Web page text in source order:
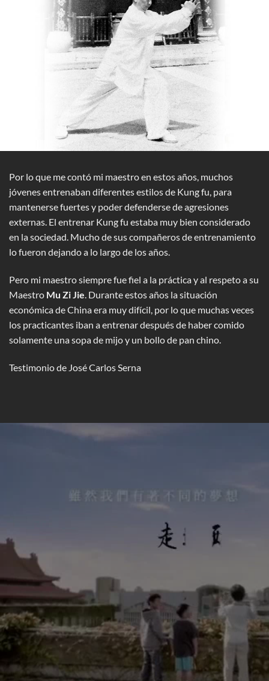
Por lo que me contó mi maestro en estos años, muchos
jóvenes entrenaban diferentes estilos de Kung fu, para
mantenerse fuertes y poder defenderse de agresiones
externas. El entrenar Kung fu estaba muy bien considerado
en la sociedad. Mucho de sus compañeros de entrenamiento
lo fueron dejando a lo largo de los años.
Pero mi maestro siempre fue fiel a la práctica y al respeto a su
Maestro Mu Zi Jie . Durante estos años la situación
económica de China era muy difícil, por lo que muchas veces
los practicantes iban a entrenar después de haber comido
solamente una sopa de mijo y un bollo de pan chino.
Testimonio de José Carlos Serna